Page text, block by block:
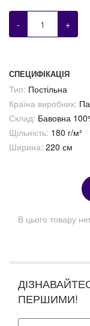
- +
СПЕЦИФІКАЦІЯ
Тип: Постільна
Країна виробник:
Склад: Бавовна
Щільність: 180 г/м²
Ширина: 220 см
В цього товару
ПЕРШИМИ!